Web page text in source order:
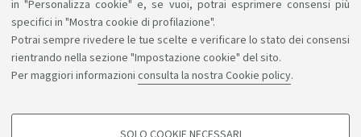
in "Personalizza cookie" e, se vuoi, potrai esprimere consensi più
specifici in "Mostra cookie di profilazione".
Potrai sempre rivedere le tue scelte e verificare lo stato dei consensi
rientrando nella sezione "Impostazione cookie" del sito.
Per maggiori informazioni consulta la nostra Cookie policy.
Seguici su: